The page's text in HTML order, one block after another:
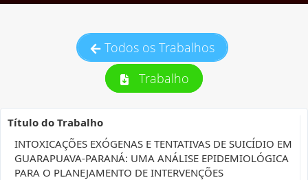
Todos os Trabalhos
Trabalho
Título do Trabalho
INTOXICAÇÕES EXÓGENAS E TENTATIVAS DE SUICÍDIO EM
GUARAPUAVA-PARANÁ: UMA ANÁLISE EPIDEMIOLÓGICA
PARA O PLANEJAMENTO DE INTERVENÇÕES